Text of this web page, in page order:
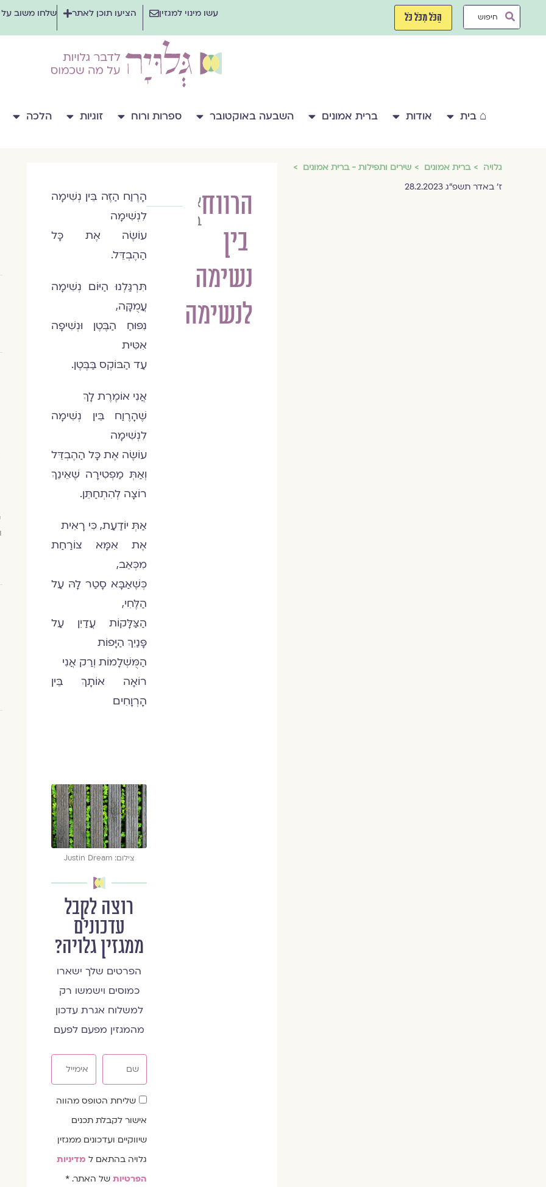
Search
הַכֹּל מִכֹּל כֹּל עשו מינוי למגזין הציעו תוכן לאתר שלחו משוב
⌂ בית אודות ברית אמונים השבעה באוקטובר ספרות ורוח זוגיות הלכה
גלויה ברית אמונים
שירים ותפילות - ברית אמונים
ז׳ באדר תשפ״ג 28.2.2023
הרווח
בין
נשימה
לנשימה
איריס
בשירי
הָרֶוַח הַזֶּה בֵּין נְשִׁימָה
לִנְשִׁימָה
עוֹשֶׂה אֶת כָּל
הַהֶבְדֵּל.
תִּרְגַּלְנוּ הַיּוֹם נְשִׁימָה
עֲמֻקָּה,
נִפּוּחַ הַבֶּטֶן וּנְשִׁיפָה
אִטִּית
עַד הַבּוֹקְס בַּבֶּטֶן.
אֲנִי אוֹמֶרֶת לָךְ
שֶׁהָרֶוַח בֵּין נְשִׁימָה
לִנְשִׁימָה
עוֹשֶׂה אֶת כָּל הַהֶבְדֵּל
וְאַתְּ מַפְטִירָה שֶׁאֵינֵךְ
רוֹצָה לְהִתְחַתֵּן.
אַתְּ יוֹדַעַת, כִּי רָאִית
אֶת אִמָּא צוֹרַחַת
מִכְּאֵב,
כְּשֶׁאַבָּא סָטַר לָהּ עַל
הַלֶּחִי,
הַצַּלָּקוֹת עֲדַיִן עַל
פָּנַיִךְ הַיָּפוֹת
הַמֻּשְׁלָמוֹת וְרַק אֲנִי
רוֹאָה אוֹתָךְ בֵּין
הָרְוָחִים
צילום: Justin Dream
רוצה לקבל
עדכונים
ממגזין גלויה?
הפרטים שלך ישארו
כמוסים וישמשו רק
למשלוח אגרת עדכון
מהמגזין מפעם לפעם
שדהשליחת הטופס מהווה
אישור לקבלת תכנים
שיווקיים ועדכונים ממגזין
גלויה בהתאם למדיניות
הפרטיותשל האתר. *